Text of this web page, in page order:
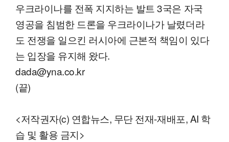
우크라이나를 전폭 지지하는 발트 3국은 자국
영공을 침범한 드론을 우크라이나가 날렸더라
도 전쟁을 일으킨 러시아에 근본적 책임이 있다
는 입장을 유지해 왔다.
dada@yna.co.kr
(끝)
<저작권자(c) 연합뉴스, 무단 전재-재배포, AI 학
습 및 활용 금지>